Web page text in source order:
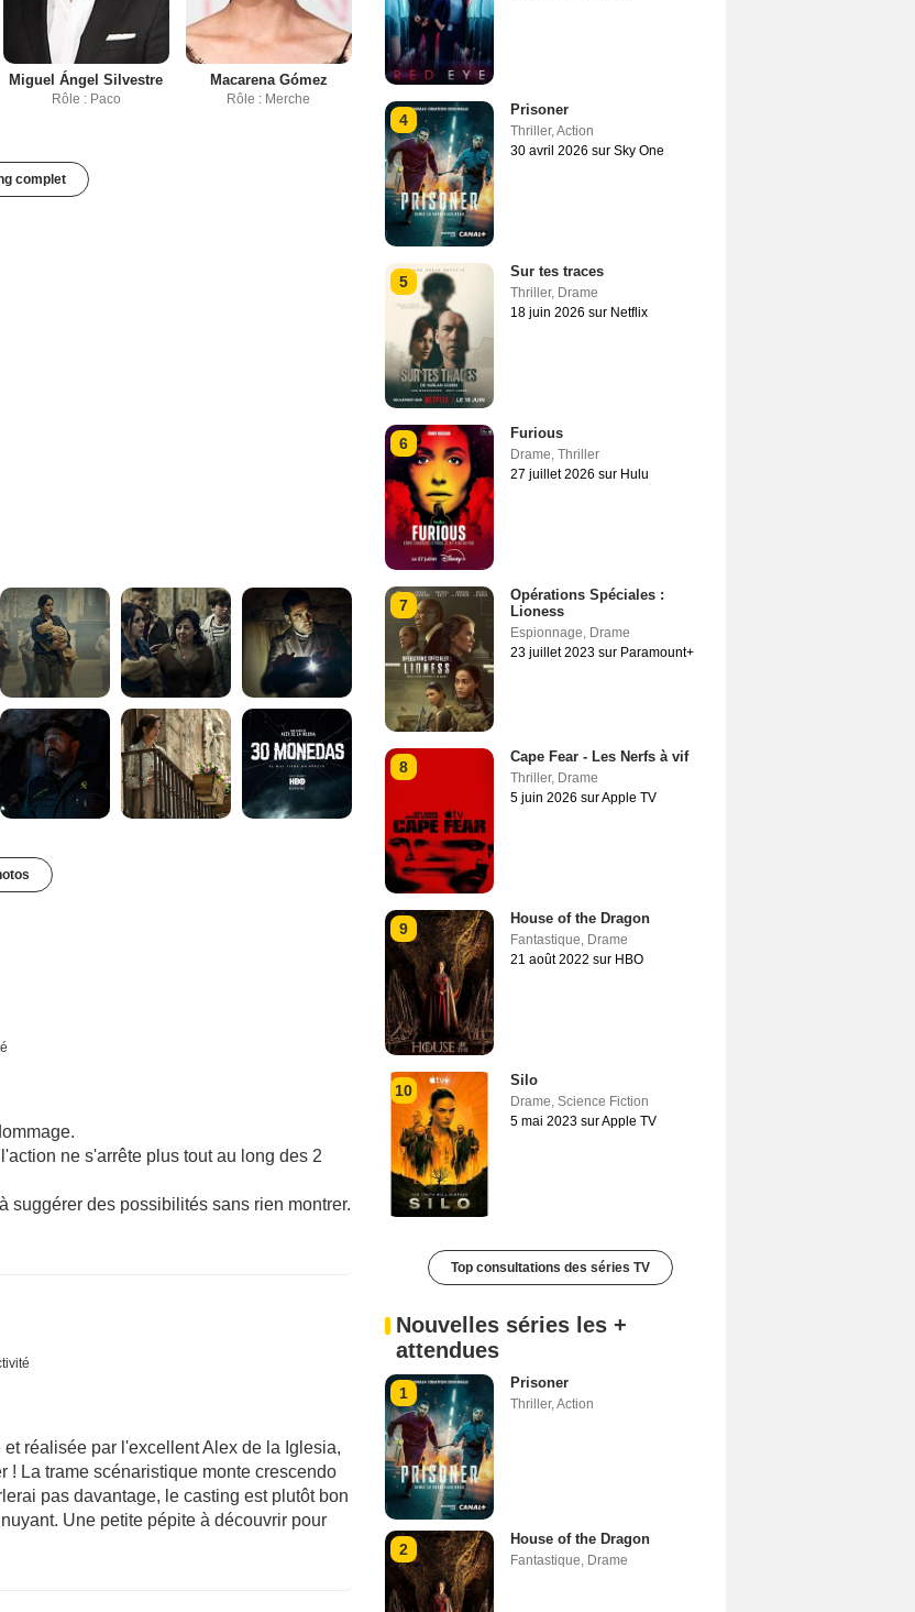
Miguel Ángel Silvestre
Rôle : Paco
Macarena Gómez
Rôle : Merche
complet
ne s'arrête plus tout au long des 2
suggérer des possibilités sans rien montrer.
réalisée par l'excellent Alex de la Iglesia,
! La trame scénaristique monte crescendo
pas davantage, le casting est plutôt bon
Une petite pépite à découvrir pour
4
Prisoner
Thriller,Action
30 avril 2026 sur Sky One
5
Sur tes traces
Thriller, Drame
18 juin 2026 sur Netflix
6
Furious
Drame, Thriller
27 juillet 2026 sur Hulu
7
Opérations Spéciales :
Lioness
Espionnage, Drame
23 juillet 2023 sur Paramount+
8
Cape Fear - Les Nerfs à vif
Thriller, Drame
5 juin 2026 sur Apple TV
9
House of the Dragon
Fantastique, Drame
21 août 2022 sur HBO
10
Silo
Drame, Science Fiction
5 mai 2023 sur Apple TV
Top consultations des séries TV
Nouvelles séries les +
attendues
1
Prisoner
Thriller,Action
2
House of the Dragon
Fantastique, Drame